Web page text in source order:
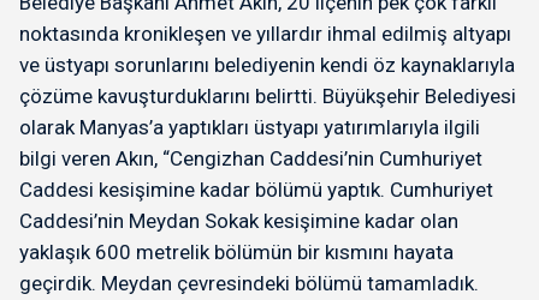
noktasında kronikleşen ve yıllardır ihmal edilmiş altyapı
ve üstyapı sorunlarını belediyenin kendi öz kaynaklarıyla
çözüme kavuşturduklarını belirtti. Büyükşehir Belediyesi
olarak Manyas’a yaptıkları üstyapı yatırımlarıyla ilgili
bilgi veren Akın, “Cengizhan Caddesi’nin Cumhuriyet
Caddesi kesişimine kadar bölümü yaptık. Cumhuriyet
Caddesi’nin Meydan Sokak kesişimine kadar olan
yaklaşık 600 metrelik bölümün bir kısmını hayata
geçirdik. Meydan çevresindeki bölümü tamamladık.